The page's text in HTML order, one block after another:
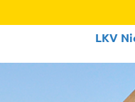
LKV